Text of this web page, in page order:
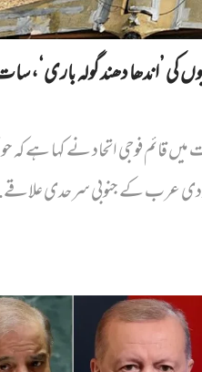
کی ’اندھا دھند گولہ باری‘،
قائم فوجی اتحاد نے کہا ہے کہ
عرب کے جنوبی سرحدی